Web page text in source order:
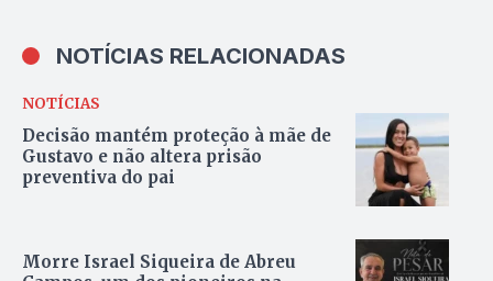
NOTÍCIAS RELACIONADAS
NOTÍCIAS
Decisão mantém proteção à mãe de
Gustavo e não altera prisão
preventiva do pai
Morre Israel Siqueira de Abreu